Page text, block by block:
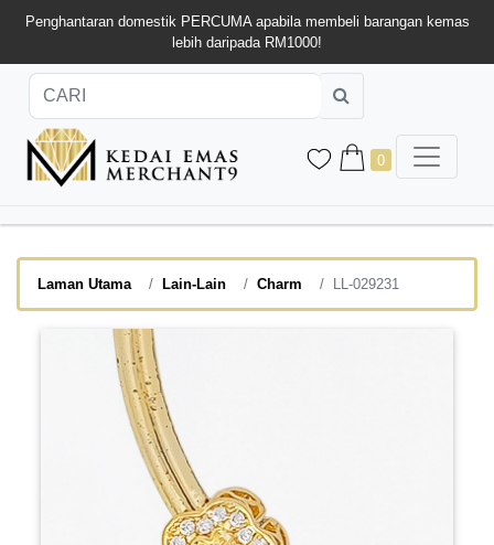
Penghantaran domestik PERCUMA apabila membeli barangan kemas
lebih daripada RM1000!
0
Laman Utama Lain-Lain Charm LL-029231